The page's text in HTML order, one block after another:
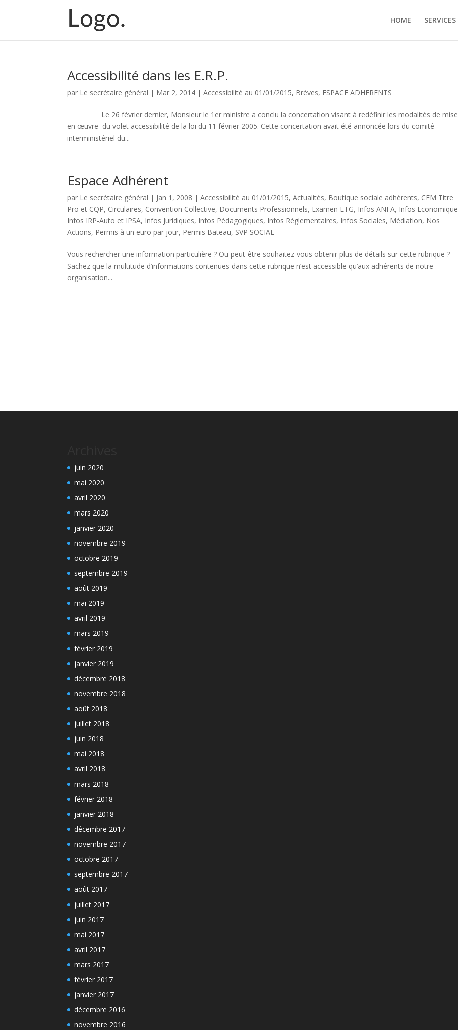
HOME SERVICES
Accessibilité dans les E.R.P.
par Le secrétaire général | Mar 2, 2014 |Accessibilité au 01/01/2015, Brèves, ESPACE ADHERENTS
Le 26 février dernier, Monsieur le 1er ministre a conclu la concertation visant à redéfinir les modalités de mise
en œuvre du volet accessibilité de la loi du 11 février 2005. Cette concertation avait été annoncée lors du comité
interministériel du...
Espace Adhérent
par Le secrétaire général | Jan 1, 2008 |Accessibilité au 01/01/2015,Actualités, Boutique sociale adhérents, CFM Titre
Pro et CQP, Circulaires, Convention Collective, Documents Professionnels, Examen ETG, Infos ANFA, Infos Economique
Infos IRP-Auto et IPSA, Infos Juridiques, Infos Pédagogiques, Infos Réglementaires, Infos Sociales, Médiation, Nos
Actions, Permis à un euro par jour, Permis Bateau, SVP SOCIAL
Vous rechercher une information particulière ? Ou peut-être souhaitez-vous obtenir plus de détails sur cette rubrique ?
Sachez que la multitude d’informations contenues dans cette rubrique n’est accessible qu’aux adhérents de notre
organisation...
juin 2020
mai 2020
avril 2020
mars 2020
janvier 2020
novembre 2019
octobre 2019
septembre 2019
août 2019
mai 2019
avril 2019
mars 2019
février 2019
janvier 2019
décembre 2018
novembre 2018
août 2018
juillet 2018
juin 2018
mai 2018
avril 2018
mars 2018
février 2018
janvier 2018
décembre 2017
novembre 2017
octobre 2017
septembre 2017
août 2017
juillet 2017
juin 2017
mai 2017
avril 2017
mars 2017
février 2017
janvier 2017
décembre 2016
novembre 2016